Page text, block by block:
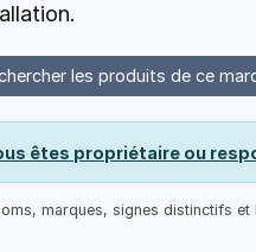
les produits de ce
êtes propriétaire ou
marques, signes distinctifs